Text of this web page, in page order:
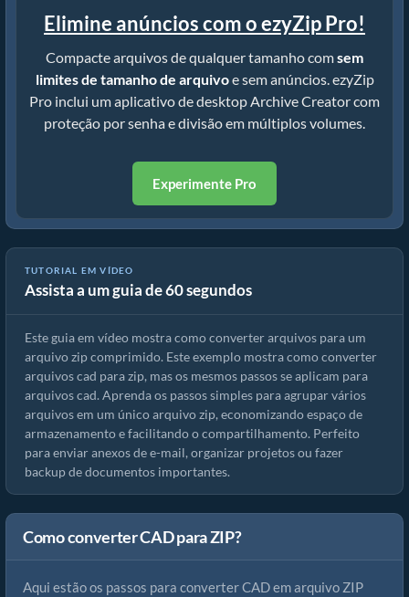
Elimine anúncios com o ezyZip Pro!
Compacte arquivos de qualquer tamanho comsem
limites de tamanho de arquivoe sem anúncios. ezyZip
Pro inclui um aplicativo de desktop Archive Creator com
proteção por senha e divisão em múltiplos volumes.
Experimente Pro
TUTORIAL EM VÍDEO
Assista a um guia de 60 segundos
Como converter arquivos para ZIP online (Guia simples)
Este guia em vídeo mostra como converter arquivos para um
arquivo zip comprimido. Este exemplo mostra como converter
arquivos cad para zip, mas os mesmos passos se aplicam para
arquivos cad. Aprenda os passos simples para agrupar vários
arquivos em um único arquivo zip, economizando espaço de
armazenamento e facilitando o compartilhamento. Perfeito
para enviar anexos de e-mail, organizar projetos ou fazer
backup de documentos importantes.
Como converter CAD para ZIP?
Aqui estão os passos para converter CAD em arquivo ZIP